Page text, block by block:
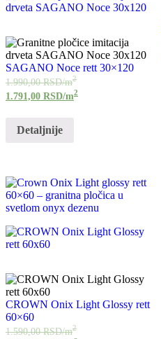
SAGANO Noce rett 30×120
1.990,00RSD/m2
1.791,00 RSD/m2
Detaljnije
CROWN Onix Light Glossy rett
60×60
1.590,00RSD/m2